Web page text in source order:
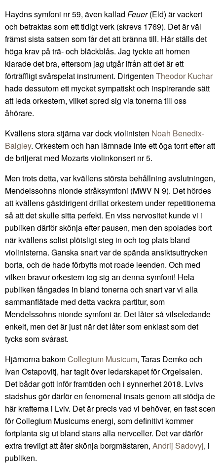
Haydns symfoni nr 59, även kallad Feuer(Eld) är vackert
och betraktas som ett tidigt verk (skrevs 1769). Det är väl
främst sista satsen som får det att bränna till. Här ställs det
höga krav på trä- och bläckblås. Jag tyckte att hornen
klarade det bra, eftersom jag utgår ifrån att det är ett
förträffligt svårspelat instrument. Dirigenten Theodor Kuchar
hade dessutom ett mycket sympatiskt och inspirerande sätt
att leda orkestern, vilket spred sig via tonerna till oss
åhörare.
Kvällens stora stjärna var dock violinisten Noah Benedix-
Balgley. Orkestern och han lämnade inte ett öga torrt efter att
de briljerat med Mozarts violinkonsert nr 5.
Men trots detta, var kvällens största behållning avslutningen,
Mendelssohns nionde stråksymfoni (MWV N 9). Det hördes
att kvällens gästdirigent drillat orkestern under repetitionerna
så att det skulle sitta perfekt. En viss nervositet kunde vi i
publiken därför skönja efter pausen, men den spolades bort
när kvällens solist plötsligt steg in och tog plats bland
violinisterna. Ganska snart var de spända ansiktsuttrycken
borta, och de hade förbytts mot roade leenden. Och med
vilken bravur orkestern tog sig an denna symfoni! Hela
publiken fångades in bland tonerna och snart var vi alla
sammanflätade med detta vackra partitur, som
Mendelssohns nionde symfoni är. Det låter så vilseledande
enkelt, men det är just när det låter som enklast som det
tycks som svårast.
Hjärnorna bakomCollegium Musicum, Taras Demko och
Ivan Ostapovitj, har tagit över ledarskapet för Orgelsalen.
Det bådar gott inför framtiden och i synnerhet 2018. Lvivs
stadshus gör därför en fenomenal insats genom att stödja de
här krafterna i Lviv. Det är precis vad vi behöver, en fast scen
för Collegium Musicums energi, som definitivt kommer
fortplanta sig ut bland stans alla nervceller. Det var därför
extra trevligt att åter skönja borgmästaren, Andrij Sadovyj, i
publiken.